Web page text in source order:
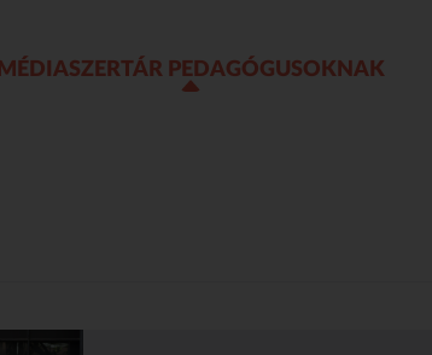
MÉDIASZERTÁR PEDAGÓGUSOKNAK